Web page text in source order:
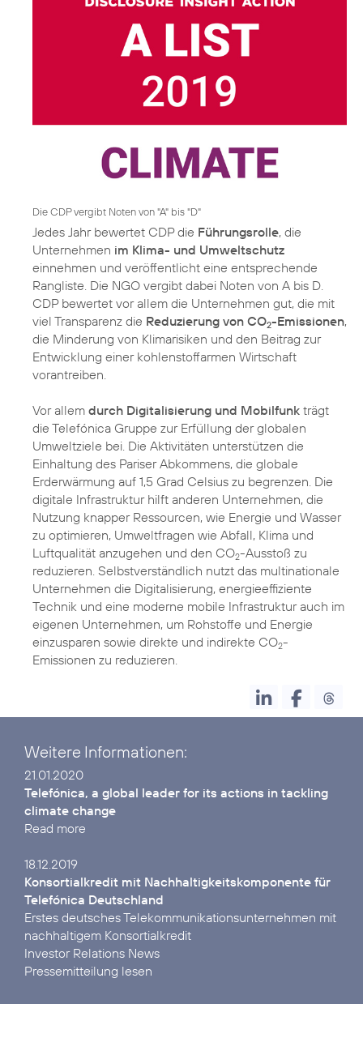
Die CDP vergibt Noten von "A" bis "D"
Jedes Jahr bewertet CDP die Führungsrolle, die
Unternehmen im Klima- und Umweltschutz
einnehmen und veröffentlicht eine entsprechende
Rangliste. Die NGO vergibt dabei Noten von A bis D.
CDP bewertet vor allem die Unternehmen gut, die mit
viel Transparenz die Reduzierung von CO2-Emissionen,
die Minderung von Klimarisiken und den Beitrag zur
Entwicklung einer kohlenstoffarmen Wirtschaft
vorantreiben.
Vor allem durch Digitalisierung und Mobilfunk trägt
die Telefónica Gruppe zur Erfüllung der globalen
Umweltziele bei. Die Aktivitäten unterstützen die
Einhaltung des Pariser Abkommens, die globale
Erderwärmung auf 1,5 Grad Celsius zu begrenzen. Die
digitale Infrastruktur hilft anderen Unternehmen, die
Nutzung knapper Ressourcen, wie Energie und Wasser
zu optimieren, Umweltfragen wie Abfall, Klima und
Luftqualität anzugehen und den CO2-Ausstoß zu
reduzieren. Selbstverständlich nutzt das multinationale
Unternehmen die Digitalisierung, energieeffiziente
Technik und eine moderne mobile Infrastruktur auch im
eigenen Unternehmen, um Rohstoffe und Energie
einzusparen sowie direkte und indirekte CO2-
Emissionen zu reduzieren.
Weitere Informationen:
Telefónica, a global leader for its actions in tackling
climate change
Read more
Konsortialkredit mit Nach­haltigkeits­kom­ponente für
Telefónica Deutschland
Erstes deutsches Tele­kommuni­kations­unter­nehmen mit
Investor Relations News
Pressemitteilung lesen